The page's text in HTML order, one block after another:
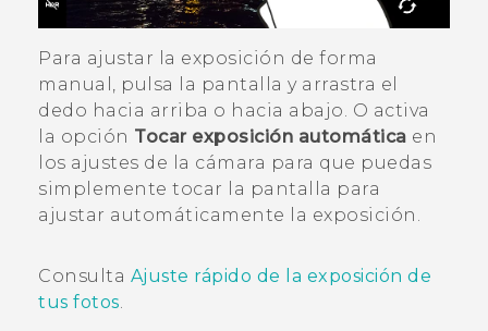
Para ajustar la exposición de forma
manual, pulsa la pantalla y arrastra el
dedo hacia arriba o hacia abajo. O activa
la opción Tocar exposición automática en
los ajustes de la cámara para que puedas
simplemente tocar la pantalla para
ajustar automáticamente la exposición.
Consulta Ajuste rápido de la exposición de
tus fotos.